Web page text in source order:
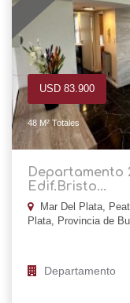
USD 83.900
48 M² Totales
Departamento
Edif.Bristo...
Mar Del Plata,
Plata, Provincia de
Departamento